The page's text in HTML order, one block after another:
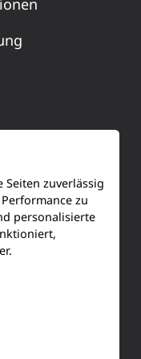
Seiten zuverlässig
zu
personalisierte